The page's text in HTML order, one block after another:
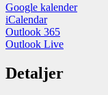
Google kalender
iCalendar
Outlook 365
Outlook Live
Detaljer